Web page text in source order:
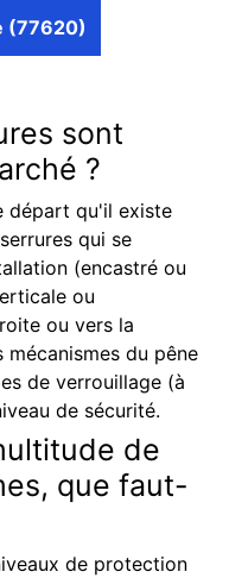
(77620)
sont
?
départ qu'il existe
qui se
(encastré ou
ou
ou vers la
mécanismes du pêne
de verrouillage (à
de sécurité.
de
que faut-
de protection